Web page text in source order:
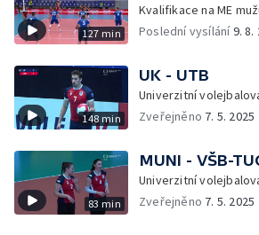
127 min
Kvalifikace na ME
Poslední vysílání9. 8.
148 min
UK - UTB
Univerzitní
Zveřejněno 7. 5. 2025
83 min
MUNI - VŠB-
Univerzitní
Zveřejněno 7. 5. 2025